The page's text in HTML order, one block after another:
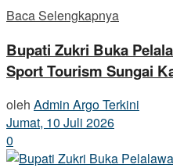
Baca Selengkapnya
Bupati Zukri Buka
Sport Tourism Sungai
oleh Admin Argo Terkini
Jumat, 10 Juli 2026
0